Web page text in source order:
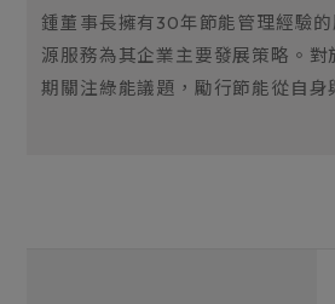
鍾董事長擁有30年節能管理經驗
源服務為其企業主要發展策略。
期關注綠能議題，勵行節能從自身